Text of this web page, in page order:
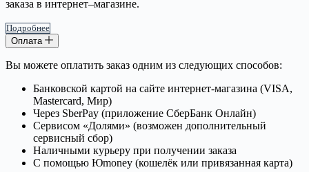
заказа в интернет–магазине.
Подробнее
Оплата
Вы можете оплатить заказ одним из следующих способов:
Банковской картой на сайте интернет-магазина (VISA,
Mastercard, Мир)
Через SberPay (приложение СберБанк Онлайн)
Сервисом «Долями» (возможен дополнительный
сервисный сбор)
Наличными курьеру при получении заказа
С помощью Юmoney (кошелёк или привязанная карта)